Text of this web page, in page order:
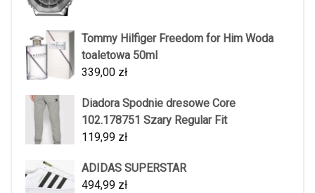
Tommy Hilfiger Freedom for Him Woda
toaletowa 50ml
339,00 zł
Diadora Spodnie dresowe Core
102.178751 Szary Regular Fit
119,99 zł
ADIDAS SUPERSTAR
494,99 zł